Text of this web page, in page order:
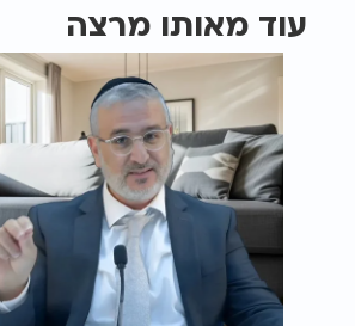
עוד מאותו מרצה